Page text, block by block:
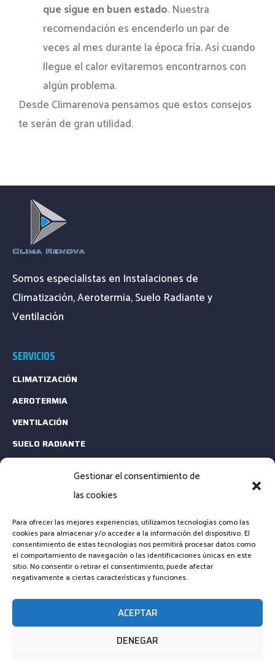
Gestionar el consentimiento de
las cookies
Para ofrecer las mejores experiencias, utilizamos tecnologías como las
cookies para almacenar y/o acceder a la información del dispositivo. El
consentimiento de estas tecnologías nos permitirá procesar datos como
el comportamiento de navegación o las identificaciones únicas en este
sitio. No consentir o retirar el consentimiento, puede afectar
negativamente a ciertas características y funciones.
ACEPTAR
DENEGAR
que sigue en buen estado. Nuestra
recomendación es encenderlo un par de
veces al mes durante la época fría. Así cuando
llegue el calor evitaremos encontrarnos con
algún problema.
Desde Climarenova pensamos que estos consejos
te serán de gran utilidad.
Somos especialistas en Instalaciones de
Climatización, Aerotermia, Suelo Radiante y
Ventilación
SERVICIOS
CLIMATIZACIÓN
AEROTERMIA
VENTILACIÓN
SUELO RADIANTE
CONTACTA
EMAIL: INFO@CLIMARENOVA.ES
TELÉFONO: +34 661 23 13 64